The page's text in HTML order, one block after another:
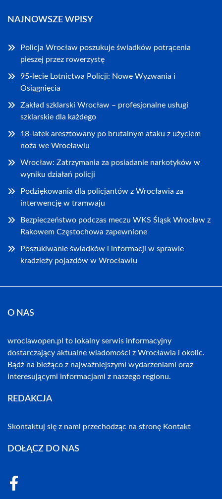
NAJNOWSZE WPISY
Policja Wrocław poszukuje świadków potrącenia
pieszej przez rowerzystę
95-lecie Lotnictwa Policji: Nowe Wyzwania i
Osiągnięcia
Zakład szklarski Wrocław – profesjonalne usługi
szklarskie dla każdego
18-latek aresztowany po brutalnym ataku z użyciem
noża we Wrocławiu
Wrocław: Zatrzymania za posiadanie narkotyków w
wyniku działań policji
Podziękowania dla policjantów z Wrocławia za
interwencję w tramwaju
Bezpieczeństwo podczas meczu WKS Śląsk Wrocław z
Rakowem Częstochowa zapewnione
Poszukiwanie świadków i informacji w sprawie
kradzieży pojazdów w Wrocławiu
O NAS
wroclawopen.pl to lokalny serwis informacyjny
dostarczający aktualne wiadomości z Wrocławia i okolic.
Bądź na bieżąco z najważniejszymi wydarzeniami oraz
interesującymi informacjami z naszego regionu.
REDAKCJA
Skontaktuj się z nami przechodząc na stronę Kontakt
DOŁĄCZ DO NAS